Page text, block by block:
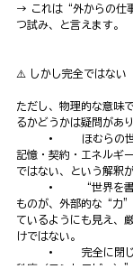
→ これは“外からの仕
つ試み、と言えます。
⚠️ しかし完全ではない
ただし、物理的な意味
るかどうかは疑問があ
•        ほむらの
記憶・契約・エネルギ
ではない、という解釈
•        “世界を書
ものが、外部的な“力
ているようにも見え、
けではない。
•        完全に閉
秩序（エントロピー）